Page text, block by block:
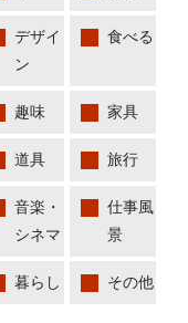
デザイ
ン
食べる
趣味 家具
道具 旅行
音楽・
シネマ
仕事風
景
暮らし その他